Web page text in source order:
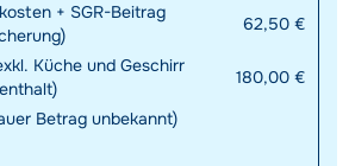
+ SGR-Beitrag
62,50 €
Küche und Geschirr
180,00 €
Betrag unbekannt)